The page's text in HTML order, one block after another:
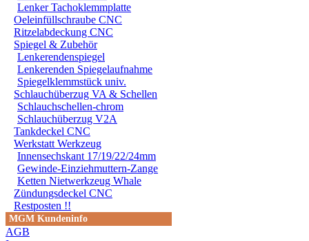
Lenker Tachoklemmplatte
Oeleinfüllschraube CNC
Ritzelabdeckung CNC
Spiegel & Zubehör
Lenkerendenspiegel
Lenkerenden Spiegelaufnahme
Spiegelklemmstück univ.
Schlauchüberzug VA & Schellen
Schlauchschellen-chrom
Schlauchüberzug V2A
Tankdeckel CNC
Werkstatt Werkzeug
Innensechskant 17/19/22/24mm
Gewinde-Einziehmuttern-Zange
Ketten Nietwerkzeug Whale
Zündungsdeckel CNC
Restposten !!
MGM Kundeninfo
AGB